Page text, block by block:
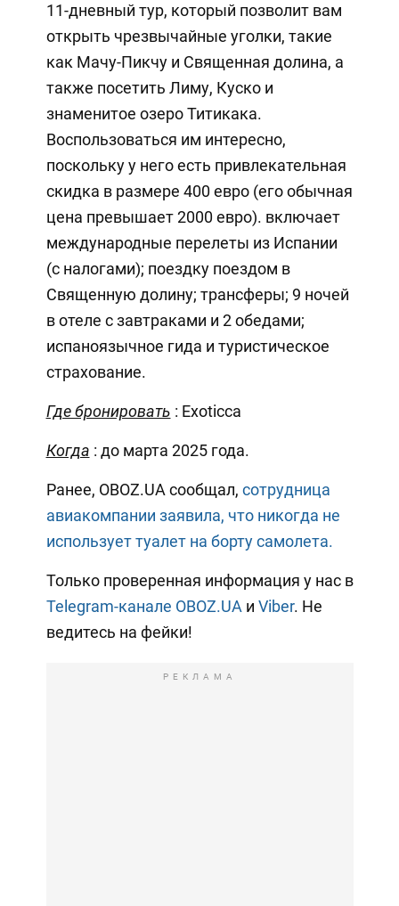
11-дневный тур, который позволит вам
открыть чрезвычайные уголки, такие
как Мачу-Пикчу и Священная долина, а
также посетить Лиму, Куско и
знаменитое озеро Титикака.
Воспользоваться им интересно,
поскольку у него есть привлекательная
скидка в размере 400 евро (его обычная
цена превышает 2000 евро). включает
международные перелеты из Испании
(с налогами); поездку поездом в
Священную долину; трансферы; 9 ночей
в отеле с завтраками и 2 обедами;
испаноязычное гида и туристическое
страхование.
Где бронировать : Exoticca
Когда : до марта 2025 года.
Ранее, OBOZ.UA сообщал, сотрудница
авиакомпании заявила, что никогда не
использует туалет на борту самолета.
Только проверенная информация у нас в
Telegram-канале OBOZ.UA и Viber. Не
ведитесь на фейки!
РЕКЛАМА